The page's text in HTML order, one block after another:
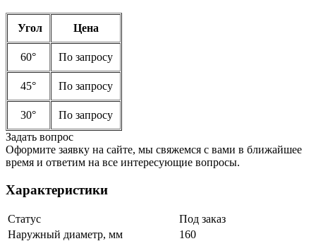
Угол Цена
60° По запросу
45° По запросу
30°
По запросу
Задать вопрос
Оформите заявку на сайте, мы свяжемся с вами в ближайшее
время и ответим на все интересующие вопросы.
Характеристики
Статус
Под заказ
Наружный диаметр, мм
160